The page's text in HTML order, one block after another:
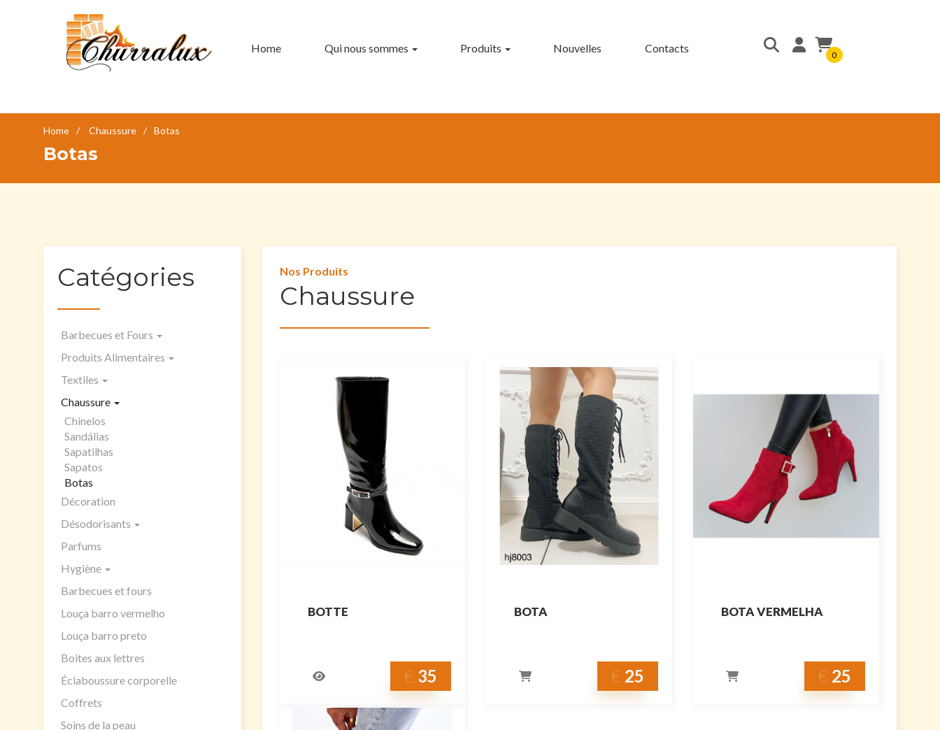
Home Qui nous sommes Produits Nouvelles Contacts
0
Home Chaussure Botas
Botas
Catégories
Barbecues et Fours
Produits Alimentaires
Textiles
Chaussure
Chinelos
Sandálias
Sapatilhas
Sapatos
Botas
Décoration
Désodorisants
Parfums
Hygiène
Barbecues et fours
Louça barro vermelho
Louça barro preto
Boites aux lettres
Éclaboussure corporelle
Coffrets
Soins de la peau
Nos Produits
Chaussure
BOTTE
€ 35
BOTA
€ 25
BOTA VERMELHA
€ 25